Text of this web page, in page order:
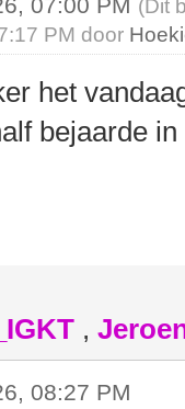
(Dit
PM door
het
bejaarde
,
08:27 PM